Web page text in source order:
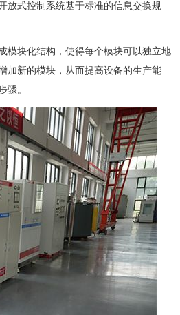
式控制系统基于标准的信息交换规
块化结构，使得每个模块可以独立地
加新的模块，从而提高设备的生产能
骤。